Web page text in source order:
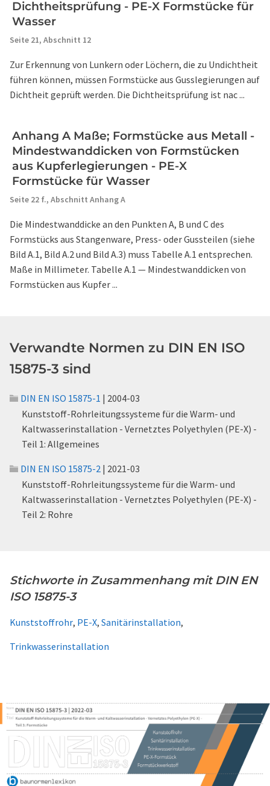
Dichtheitsprüfung - PE-X Formstücke für
Wasser
Seite 21, Abschnitt 12
Zur Erkennung von Lunkern oder Löchern, die zu Undichtheit
führen können, müssen Formstücke aus Gusslegierungen auf
Dichtheit geprüft werden. Die Dichtheitsprüfung ist nac ...
Anhang A Maße; Formstücke aus Metall -
Mindestwanddicken von Formstücken
aus Kupferlegierungen - PE-X
Formstücke für Wasser
Seite 22 f., Abschnitt Anhang A
Die Mindestwanddicke an den Punkten A, B und C des
Formstücks aus Stangenware, Press- oder Gussteilen (siehe
Bild A.1, Bild A.2 und Bild A.3) muss Tabelle A.1 entsprechen.
Maße in Millimeter. Tabelle A.1 — Mindestwanddicken von
Formstücken aus Kupfer ...
Verwandte Normen zu DIN EN ISO
15875-3 sind
DIN EN ISO 15875-1 | 2004-03
Kunststoff-Rohrleitungssysteme für die Warm- und
Kaltwasserinstallation - Vernetztes Polyethylen (PE-X) -
Teil 1: Allgemeines
DIN EN ISO 15875-2 | 2021-03
Kunststoff-Rohrleitungssysteme für die Warm- und
Kaltwasserinstallation - Vernetztes Polyethylen (PE-X) -
Teil 2: Rohre
Stichworte in Zusammenhang mit DIN EN
ISO 15875-3
Kunststoffrohr, PE-X, Sanitärinstallation,
Trinkwasserinstallation